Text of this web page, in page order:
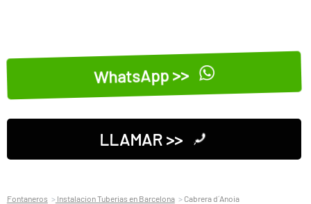
WhatsApp >>
LLAMAR >>
Fontaneros Instalacion Tuberias en Barcelona Cabrera d´Anoia